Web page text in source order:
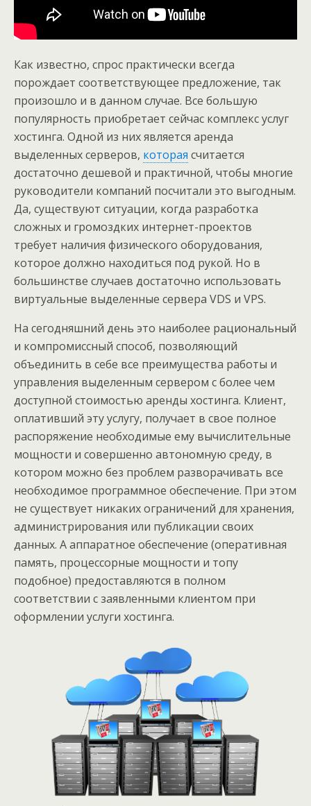
Как известно, спрос практически всегда
порождает соответствующее предложение, так
произошло и в данном случае. Все большую
популярность приобретает сейчас комплекс услуг
хостинга. Одной из них является аренда
выделенных серверов, которая считается
достаточно дешевой и практичной, чтобы многие
руководители компаний посчитали это выгодным.
Да, существуют ситуации, когда разработка
сложных и громоздких интернет-проектов
требует наличия физического оборудования,
которое должно находиться под рукой. Но в
большинстве случаев достаточно использовать
виртуальные выделенные сервера VDS и VPS.
На сегодняшний день это наиболее рациональный
и компромиссный способ, позволяющий
объединить в себе все преимущества работы и
управления выделенным сервером с более чем
доступной стоимостью аренды хостинга. Клиент,
оплативший эту услугу, получает в свое полное
распоряжение необходимые ему вычислительные
мощности и совершенно автономную среду, в
котором можно без проблем разворачивать все
необходимое программное обеспечение. При этом
не существует никаких ограничений для хранения,
администрирования или публикации своих
данных. А аппаратное обеспечение (оперативная
память, процессорные мощности и топу
подобное) предоставляются в полном
соответствии с заявленными клиентом при
оформлении услуги хостинга.